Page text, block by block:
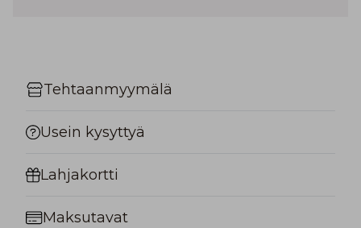
Tehtaanmyymälä
Usein kysyttyä
Lahjakortti
Maksutavat